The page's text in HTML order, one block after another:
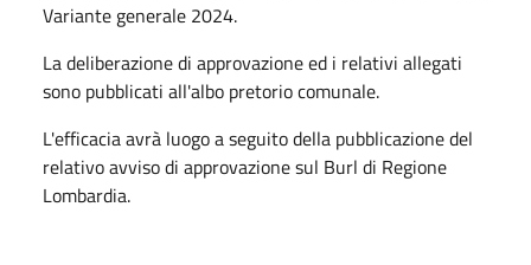
Variante generale 2024.
La deliberazione di approvazione ed i relativi allegati
sono pubblicati all'albo pretorio comunale.
L'efficacia avrà luogo a seguito della pubblicazione del
relativo avviso di approvazione sul Burl di Regione
Lombardia.